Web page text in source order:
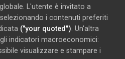
L'utente è invitato a
i contenuti preferiti
("your quoted") . Un'altra
indicatori macroeconomici:
visualizzare e stampare i